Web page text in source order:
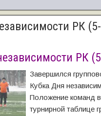
РК
РК
Завершился
Кубка Дня
Положение команд в
турнирной таблице